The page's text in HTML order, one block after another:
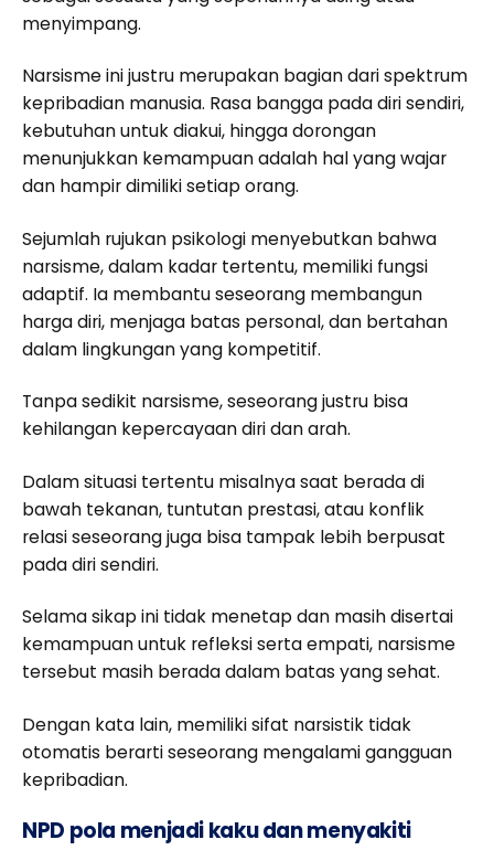
menyimpang.
Narsisme ini justru merupakan bagian dari spektrum
kepribadian manusia. Rasa bangga pada diri sendiri,
kebutuhan untuk diakui, hingga dorongan
menunjukkan kemampuan adalah hal yang wajar
dan hampir dimiliki setiap orang.
Sejumlah rujukan psikologi menyebutkan bahwa
narsisme, dalam kadar tertentu, memiliki fungsi
adaptif. Ia membantu seseorang membangun
harga diri, menjaga batas personal, dan bertahan
dalam lingkungan yang kompetitif.
Tanpa sedikit narsisme, seseorang justru bisa
kehilangan kepercayaan diri dan arah.
Dalam situasi tertentu misalnya saat berada di
bawah tekanan, tuntutan prestasi, atau konflik
relasi seseorang juga bisa tampak lebih berpusat
pada diri sendiri.
Selama sikap ini tidak menetap dan masih disertai
kemampuan untuk refleksi serta empati, narsisme
tersebut masih berada dalam batas yang sehat.
Dengan kata lain, memiliki sifat narsistik tidak
otomatis berarti seseorang mengalami gangguan
kepribadian.
NPD pola menjadi kaku dan menyakiti